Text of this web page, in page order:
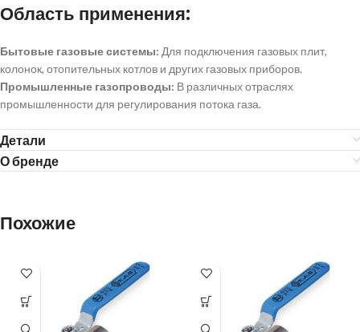
Область применения:
Бытовые газовые системы: Для подключения газовых плит,
колонок, отопительных котлов и других газовых приборов.
Промышленные газопроводы: В различных отраслях
промышленности для регулирования потока газа.
Детали
О бренде
Похожие